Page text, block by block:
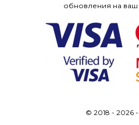
обновления на
© 2018 - 2026 -